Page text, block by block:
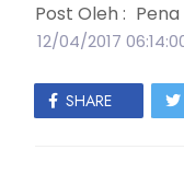
Post Oleh :
12/04/2017
SHARE